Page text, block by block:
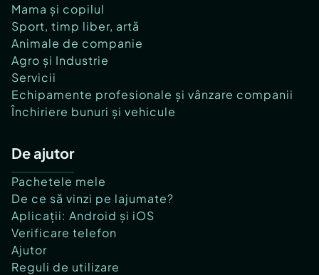
Mama și copilul
Sport, timp liber, artă
Animale de companie
Agro și Industrie
Servicii
Echipamente profesionale și vânzare companii
Închiriere bunuri și vehicule
De ajutor
Pachetele mele
De ce să vinzi pe lajumate?
Aplicații: Android și iOS
Verificare telefon
Ajutor
Reguli de utilizare